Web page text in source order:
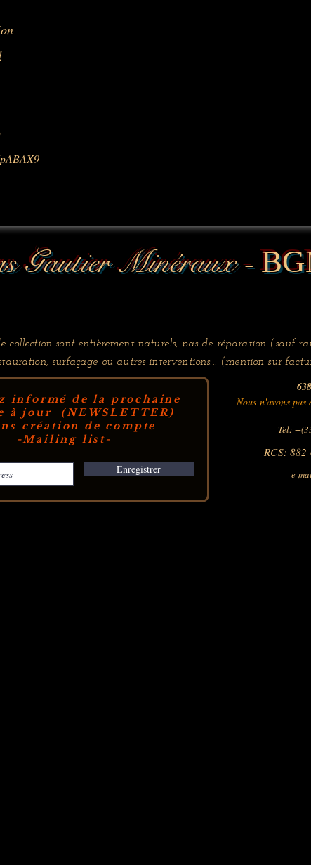
informé de la prochaine
à jour (NEWSLETTER)
création de compte
-Mailing list-
Enregistrer
Gautier Minéraux -
collection sont entièrement naturels, pas de réparation (sauf
surfaçage ou autres interventions... (mention sur
Tel:
Nous n'avons
RCS:
e